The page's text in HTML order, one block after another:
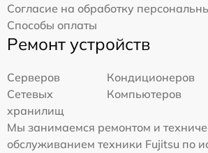
Согласие на обработку
Способы оплаты
Ремонт устройств
Серверов
Кондиционеров
Сетевых
хранилищ
Компьютеров
Мы занимаемся ремонтом и
обслуживанием техники Fujitsu по